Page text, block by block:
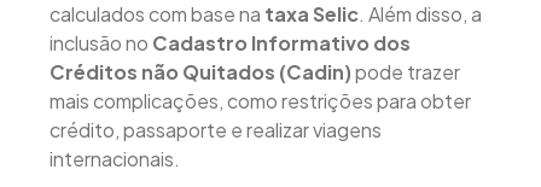
calculados com base na taxa Selic. Além disso, a
inclusão no Cadastro Informativo dos
Créditos não Quitados (Cadin)pode trazer
mais complicações, como restrições para obter
crédito, passaporte e realizar viagens
internacionais.